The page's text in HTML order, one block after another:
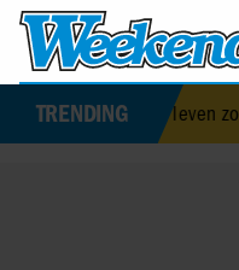
TRENDING
over haar leven zonder